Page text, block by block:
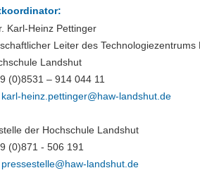
Karl-Heinz Pettinger
Leiter des Technologiezentrums
Landshut
(0)8531 – 914 044 11
karl-heinz.pettinger@haw-landshut.de
der Hochschule Landshut
(0)871 - 506 191
pressestelle@haw-landshut.de